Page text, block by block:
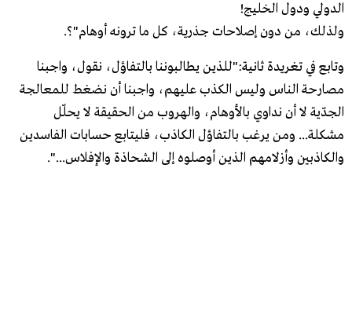
الدولي ودول الخليج!
ولذلك، من دون إصلاحات جذرية، كل ما ترونه أوهام"؟.
وتابع في تغريدة ثانية:"للذين يطالبوننا بالتفاؤل، نقول، واجبنا
مصارحة الناس وليس الكذب عليهم، واجبنا أن نضغط للمعالجة
الجدّية لا أن نداوي بالأوهام، والهروب من الحقيقة لا يحلّل
مشكلة... ومن يرغب بالتفاؤل الكاذب، فليتابع حسابات الفاسدين
والكاذبين وأزلامهم الذين أوصلوه إلى الشحاذة والإفلاس...".